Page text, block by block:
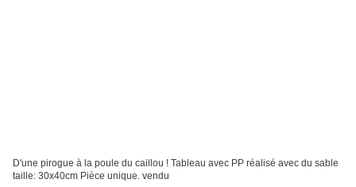
D'une pirogue à la poule du caillou ! Tableau avec PP réalisé avec du sable
taille: 30x40cm Pièce unique. vendu